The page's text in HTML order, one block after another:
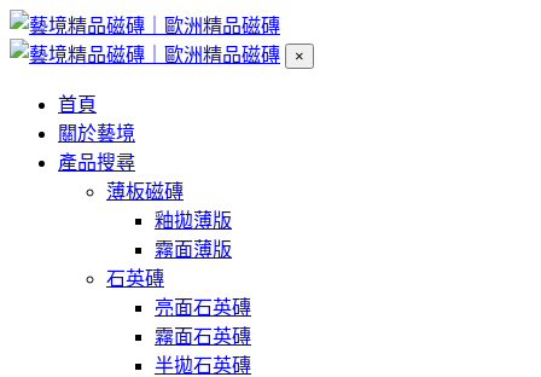
×
首頁
關於藝境
產品搜尋
薄板磁磚
釉拋薄版
霧面薄版
石英磚
亮面石英磚
霧面石英磚
半拋石英磚